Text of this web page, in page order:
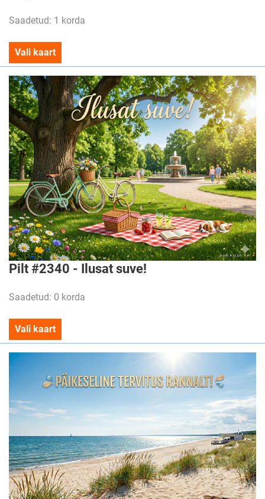
Saadetud: 1 korda
Vali kaart
Pilt #2340 - Ilusat suve!
Saadetud: 0 korda
Vali kaart